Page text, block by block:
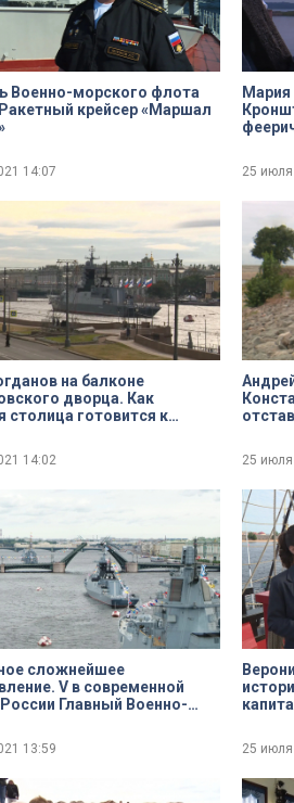
Военно-морского флота
крейсер «Маршал
14:07
Мария
25 июля
на балконе
дворца. Как
столица готовится к
14:02 25 июля
сложнейшее
V в современной
Главный Военно-
13:59 25 июля